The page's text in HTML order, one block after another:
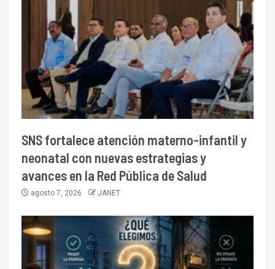
SNS fortalece atención materno-infantil y
neonatal con nuevas estrategias y
avances en la Red Pública de Salud
agosto 7, 2026 JANET